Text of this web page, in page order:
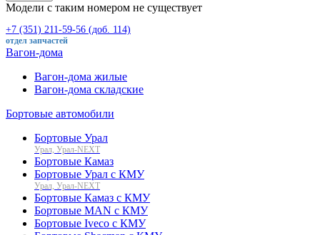
Модели с таким номером не существует
+7 (351) 211-59-56 (доб. 114)
отдел запчастей
Вагон-дома
Вагон-дома жилые
Вагон-дома складские
Бортовые автомобили
Бортовые Урал
Урал, Урал-NEXT
Бортовые Камаз
Бортовые Урал с КМУ
Урал, Урал-NEXT
Бортовые Камаз с КМУ
Бортовые MAN с КМУ
Бортовые Iveco с КМУ